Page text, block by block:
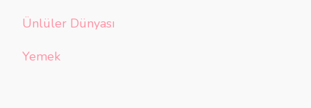
Ünlüler Dünyası
Yemek